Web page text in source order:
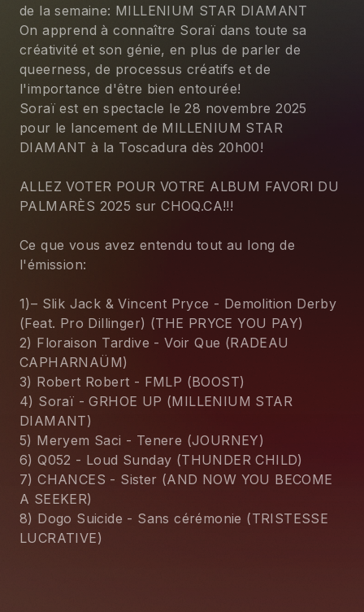
de la semaine: MILLENIUM STAR DIAMANT
On apprend à connaître Soraï dans toute sa
créativité et son génie, en plus de parler de
queerness, de processus créatifs et de
l'importance d'être bien entourée!
Soraï est en spectacle le 28 novembre 2025
pour le lancement de MILLENIUM STAR
DIAMANT à la Toscadura dès 20h00!
ALLEZ VOTER POUR VOTRE ALBUM FAVORI DU
PALMARÈS 2025 sur CHOQ.CA!!!
Ce que vous avez entendu tout au long de
l'émission:
1)– Slik Jack & Vincent Pryce - Demolition Derby
(Feat. Pro Dillinger) (THE PRYCE YOU PAY)
2) Floraison Tardive - Voir Que (RADEAU
CAPHARNAÜM)
3) Robert Robert - FMLP (BOOST)
4) Soraï - GRHOE UP (MILLENIUM STAR
DIAMANT)
5) Meryem Saci - Tenere (JOURNEY)
6) Q052 - Loud Sunday (THUNDER CHILD)
7) CHANCES - Sister (AND NOW YOU BECOME
A SEEKER)
8) Dogo Suicide - Sans cérémonie (TRISTESSE
LUCRATIVE)